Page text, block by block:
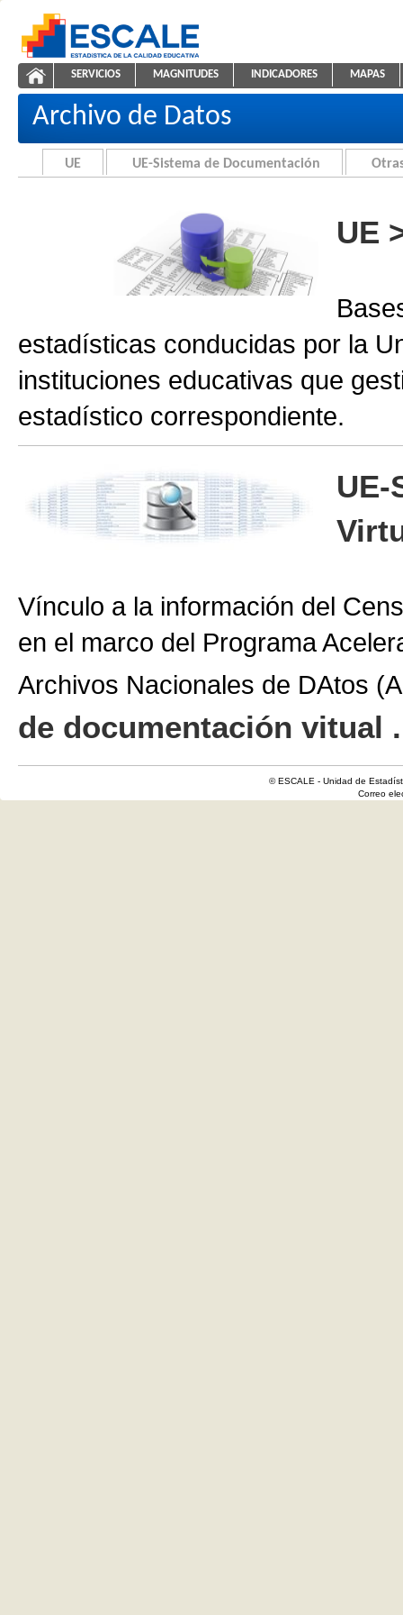
ESCALE - Unidad de Estadística Educativa
Archivo de Datos
NAVEGACIÓN
SERVICIOS MAGNITUDES INDICADORES MAPAS
Archivo de Datos
UE UE-Sistema de Documentación
UE
estadísticas conducidas por la
instituciones educativas que
estadístico correspondiente.
UE-
Vínculo a la información del
en el marco del Programa
Archivos Nacionales de DAtos
de documentación vitual
© ESCALE - Unidad de
Correo